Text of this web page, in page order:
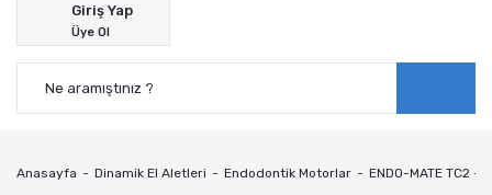
Giriş Yap
Üye Ol
Anasayfa Dinamik El Aletleri Endodontik Motorlar ENDO-MATE TC2